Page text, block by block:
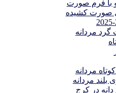
فرم صورت
صورت کشیده
مردانه
مردانه
مردانه
در کرج